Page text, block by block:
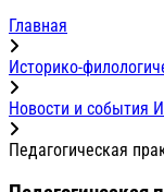
Главная
Историко-
Новости и события
Педагогическая